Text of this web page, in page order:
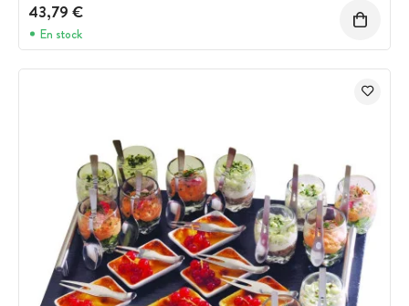
43,79 €
En stock